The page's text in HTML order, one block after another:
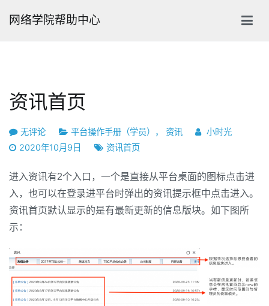
网络学院帮助中心
资讯首页
资
讯
页
无评论 平台操作手册（学员） ， 资讯
小时光
2020年10月9日
资讯首页
进入资讯有2个入口，一个是直接从平台桌面的图标点击进
入，也可以在登录进平台时弹出的资讯提示框中点击进入。
资讯首页默认显示的是有最新更新的信息版块。如下图所
示：